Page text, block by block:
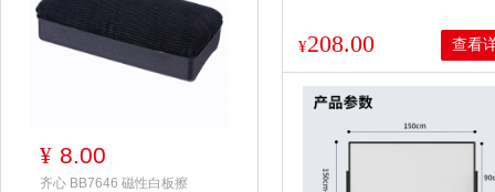
¥ 8.00
齐心 BB7646 磁性白板擦
¥208.00 查看